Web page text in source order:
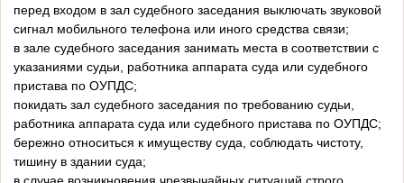
перед входом в зал судебного заседания выключать звуковой
сигнал мобильного телефона или иного средства связи;
в зале судебного заседания занимать места в соответствии с
указаниями судьи, работника аппарата суда или судебного
пристава по ОУПДС;
покидать зал судебного заседания по требованию судьи,
работника аппарата суда или судебного пристава по ОУПДС;
бережно относиться к имуществу суда, соблюдать чистоту,
тишину в здании суда;